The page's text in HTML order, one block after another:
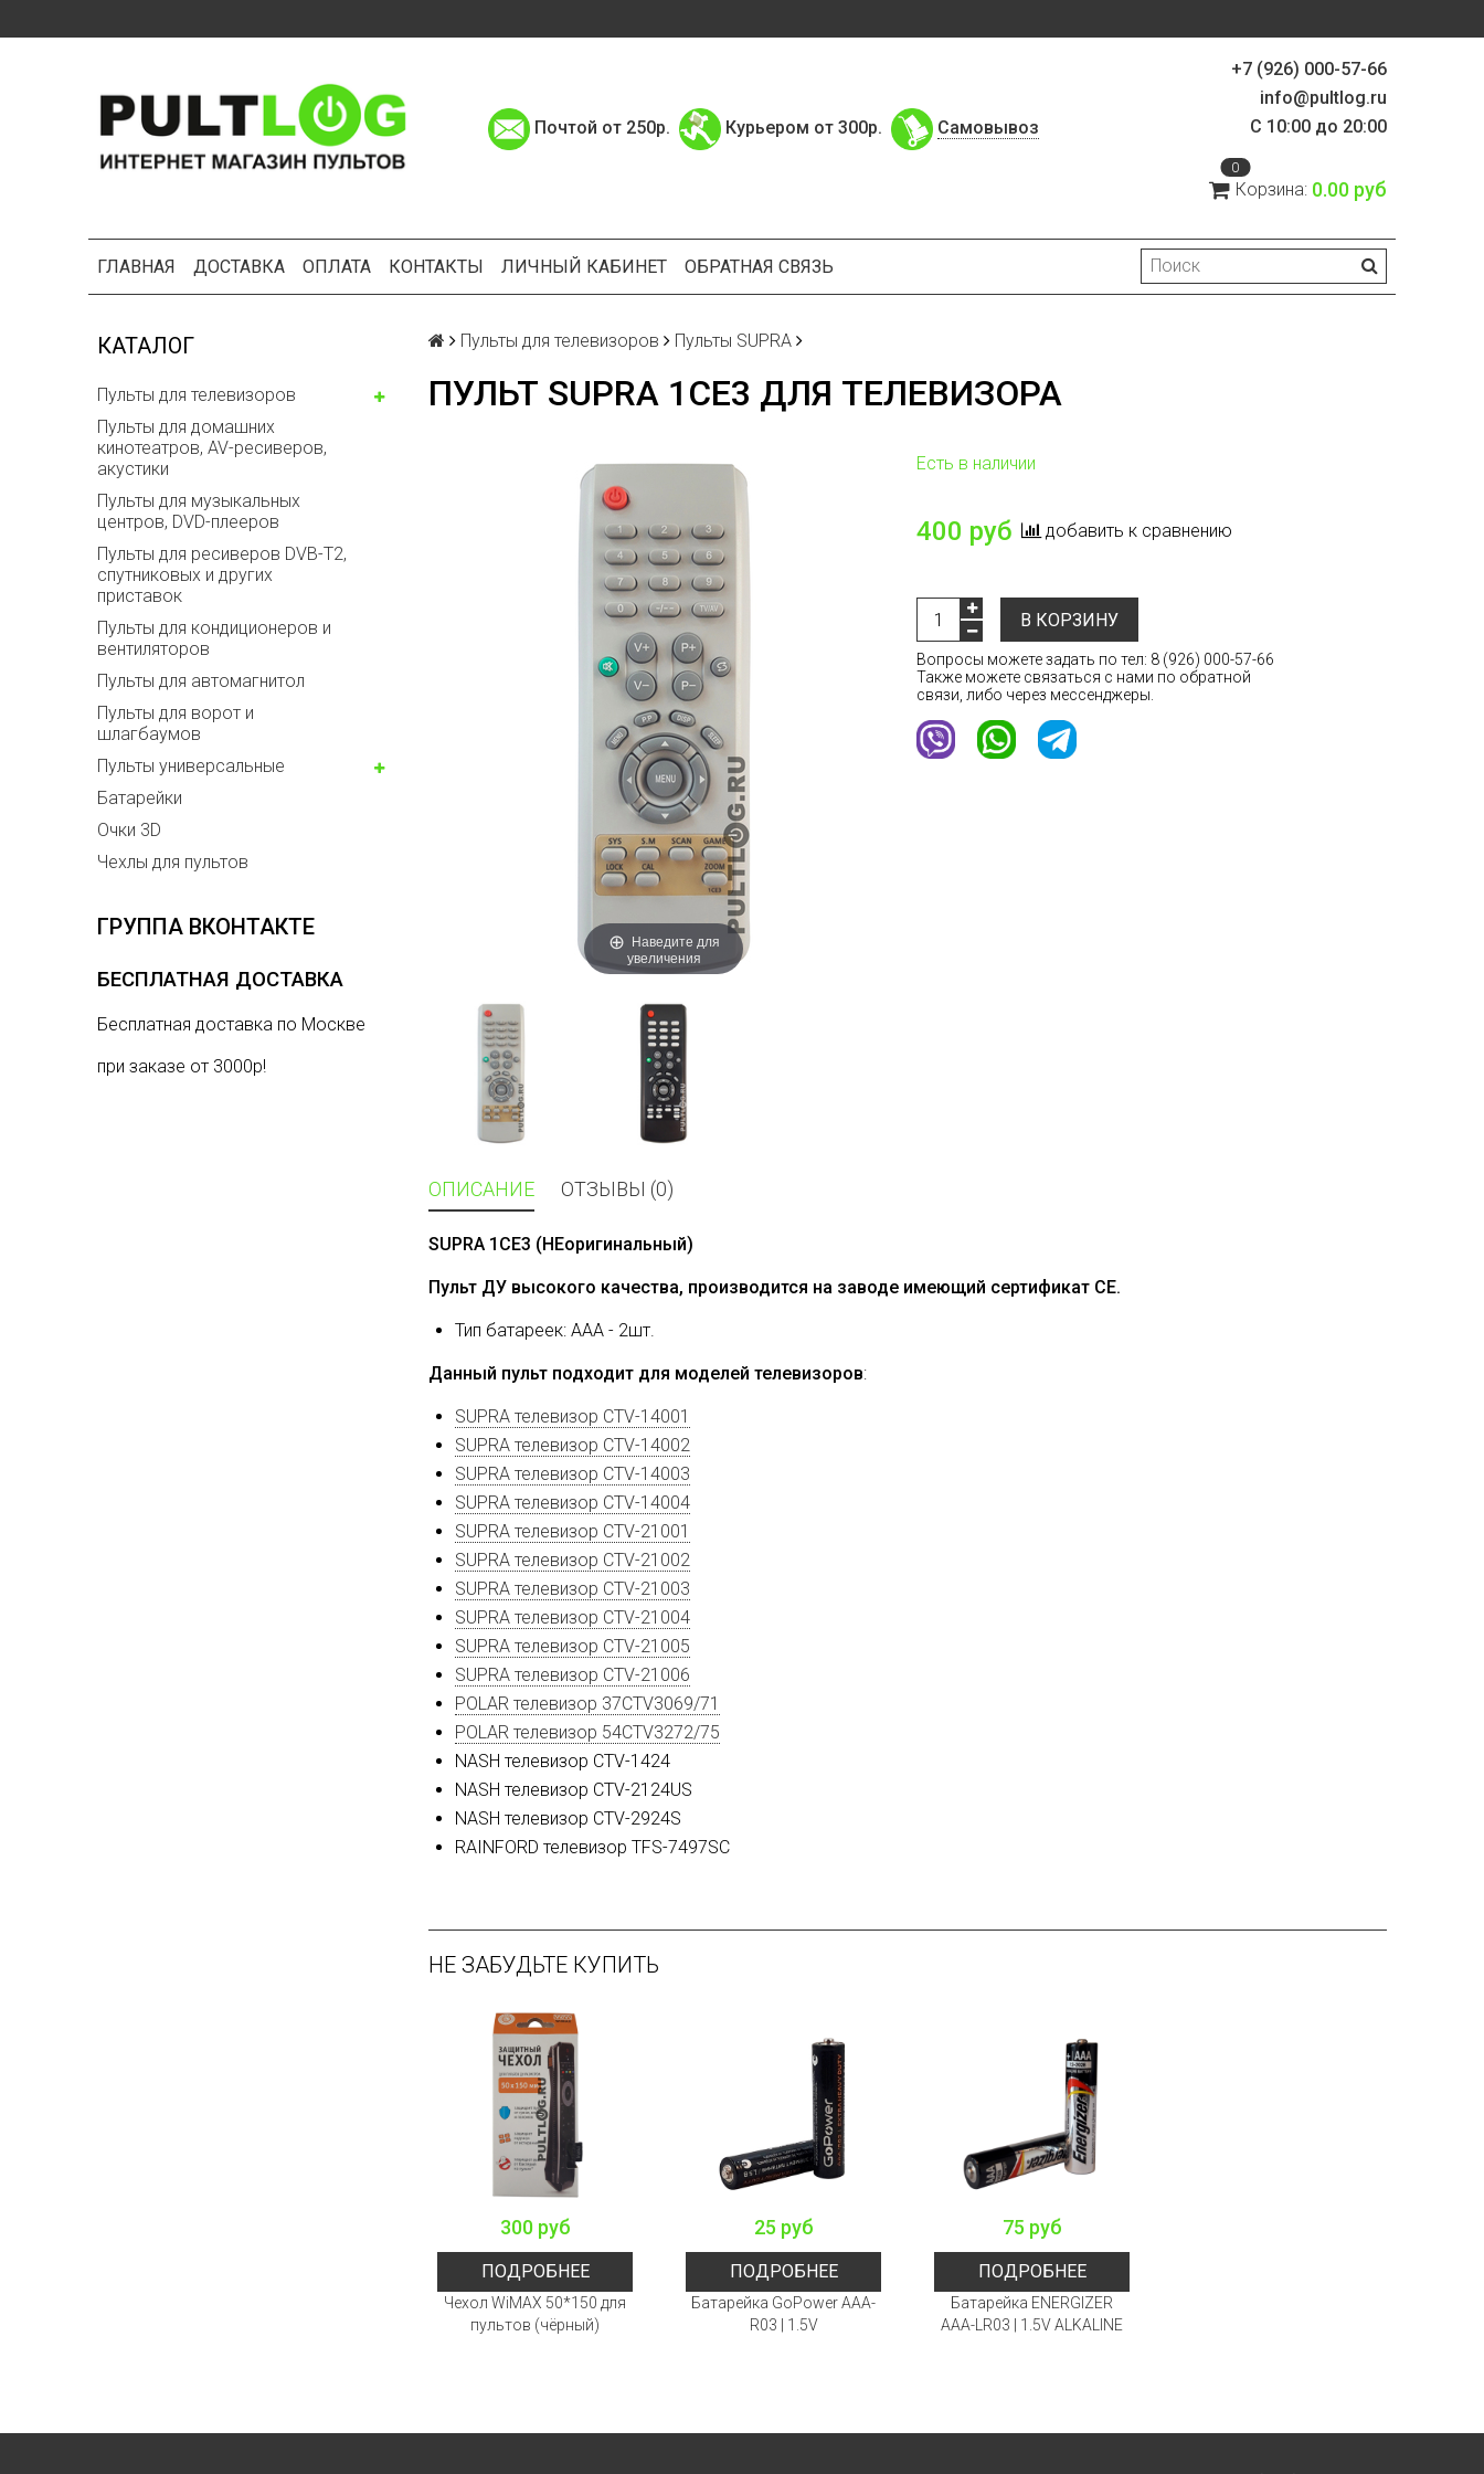
Почтой от 250р. Курьером от 300р. Самовывоз
+7 (926) 000-57-66
info@pultlog.ru
С 10:00 до 20:00
0
Корзина: 0.00 руб
ГЛАВНАЯ ДОСТАВКА ОПЛАТА КОНТАКТЫ ЛИЧНЫЙ КАБИНЕТ ОБРАТНАЯ СВЯЗЬ
КАТАЛОГ
Пульты для телевизоров
Пульты для домашних
кинотеатров, AV-ресиверов,
акустики
Пульты для музыкальных
центров, DVD-плееров
Пульты для ресиверов DVB-T2,
спутниковых и других
приставок
Пульты для кондиционеров и
вентиляторов
Пульты для автомагнитол
Пульты для ворот и
шлагбаумов
Пульты универсальные
Батарейки
Очки 3D
Чехлы для пультов
ГРУППА ВКОНТАКТЕ
БЕСПЛАТНАЯ ДОСТАВКА
Бесплатная доставка по Москве
при заказе от 3000р!
Пульты для телевизоров Пульты SUPRA
ПУЛЬТ SUPRA 1CE3 ДЛЯ ТЕЛЕВИЗОРА
Наведите для
увеличения
Есть в наличии
400 руб добавить к сравнению
В КОРЗИНУ
Вопросы можете задать по тел: 8 (926) 000-57-66
Также можете связаться с нами по обратной
связи, либо через мессенджеры.
ОПИСАНИЕ ОТЗЫВЫ (0)
SUPRA 1CE3 (НЕоригинальный)
Пульт ДУ высокого качества, производится на заводе имеющий сертификат CE.
Тип батареек: AAA - 2шт.
Данный пульт подходит для моделей телевизоров:
SUPRA телевизор CTV-14001
SUPRA телевизор CTV-14002
SUPRA телевизор CTV-14003
SUPRA телевизор CTV-14004
SUPRA телевизор CTV-21001
SUPRA телевизор CTV-21002
SUPRA телевизор CTV-21003
SUPRA телевизор CTV-21004
SUPRA телевизор CTV-21005
SUPRA телевизор CTV-21006
POLAR телевизор 37CTV3069/71
POLAR телевизор 54CTV3272/75
NASH телевизор CTV-1424
NASH телевизор CTV-2124US
NASH телевизор CTV-2924S
RAINFORD телевизор TFS-7497SC
НЕ ЗАБУДЬТЕ КУПИТЬ
300 руб
ПОДРОБНЕЕ
Чехол WiMAX 50*150 для
пультов (чёрный)
25 руб
ПОДРОБНЕЕ
Батарейка GoPower AAA-
R03 | 1.5V
75 руб
ПОДРОБНЕЕ
Батарейка ENERGIZER
AAA-LR03 | 1.5V ALKALINE